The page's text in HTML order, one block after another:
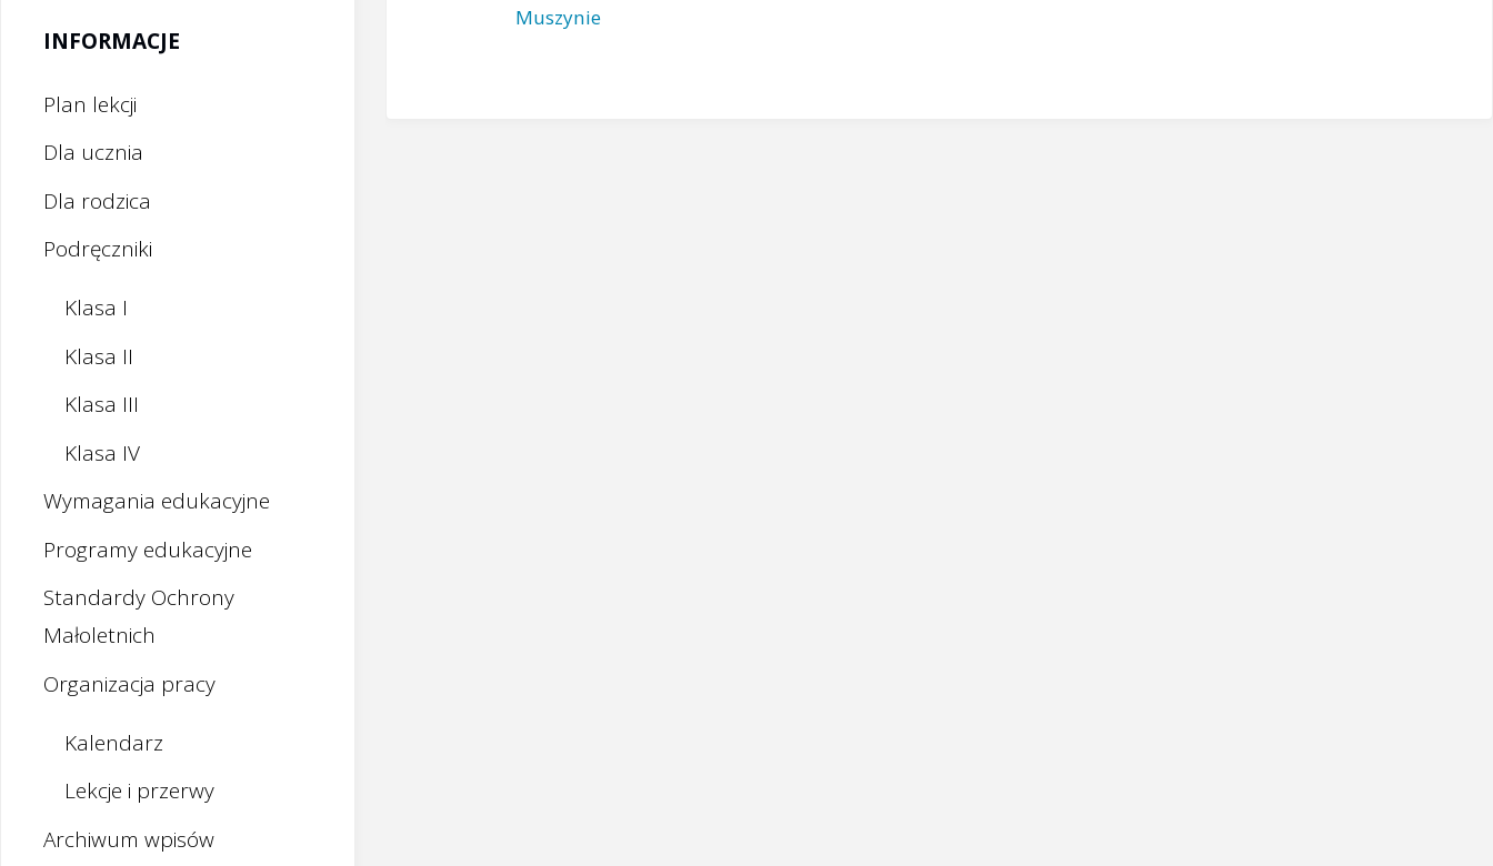
Muszynie
INFORMACJE
Plan lekcji
Dla ucznia
Dla rodzica
Podręczniki
Klasa I
Klasa II
Klasa III
Klasa IV
Wymagania edukacyjne
Programy edukacyjne
Standardy Ochrony
Małoletnich
Organizacja pracy
Kalendarz
Lekcje i przerwy
Archiwum wpisów